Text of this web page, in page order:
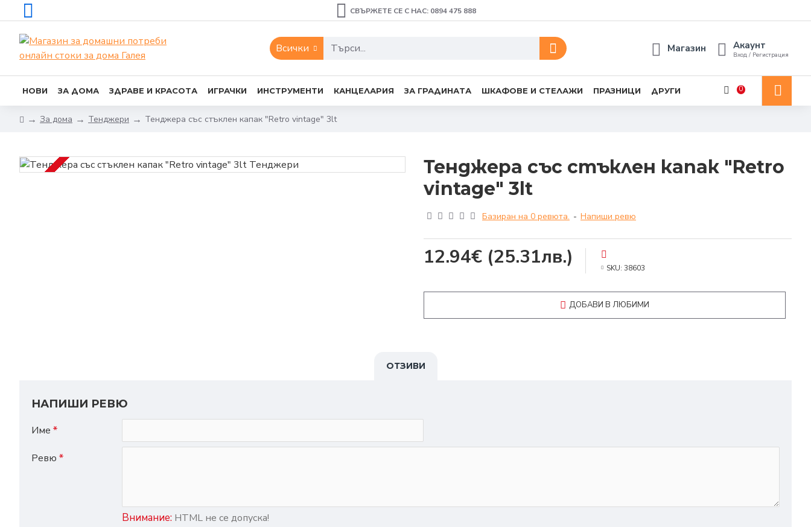
СВЪРЖЕТЕ СЕ С НАС: 0894 475 888
Всички Магазин Акаунт
Вход / Регистрация
НОВИ ЗА ДОМА ЗДРАВЕ И КРАСОТА ИГРАЧКИ ИНСТРУМЕНТИ КАНЦЕЛАРИЯ ЗА ГРАДИНАТА ШКАФОВЕ И СТЕЛАЖИ ПРАЗНИЦИ ДРУГИ 0
За дома Тенджери Тенджера със стъклен капак "Retro vintage" 3lt
Тенджера със стъклен капак "Retro
vintage" 3lt
Базиран на 0 ревюта. - Напиши ревю
12.94€ (25.31лв.) SKU: 38603
ДОБАВИ В ЛЮБИМИ
ОТЗИВИ
НАПИШИ РЕВЮ
Име
Ревю
Внимание: HTML не се допуска!